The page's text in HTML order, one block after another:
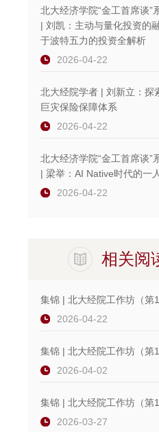
北大经济学院“金工首席谈”
| 刘凯：主动与量化投资
于波特五力的投资全解析
2026-04-22
北大经院学者 | 刘新立：探
巨灾保险保障体系
2026-04-22
北大经济学院“金工首席谈”
| 梁举：AI Native时代的一
2026-04-22
相关阅
集锦 | 北大经院工作坊（第
2026-04-22
集锦 | 北大经院工作坊（第
2026-04-02
集锦 | 北大经院工作坊（第
2026-03-27